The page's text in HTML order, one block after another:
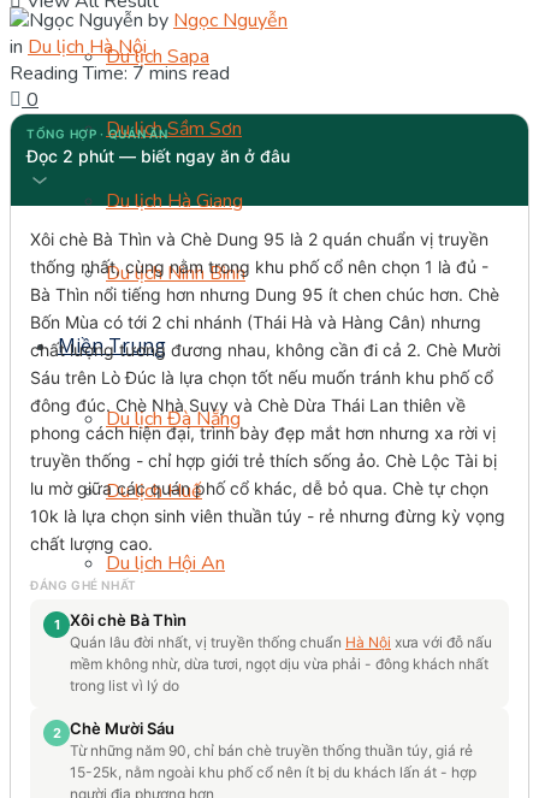
Du lịch Sapa
Du lịch Sầm Sơn
Du lịch Hà Giang
Du lịch Ninh Bình
Miền Trung
Du lịch Đà Nẵng
Du lịch Huế
Du lịch Hội An
Du lịch Nha Trang
Miền Nam
by Ngọc Nguyễn
in Du lịch Hà Nội
Reading Time: 7 mins read
0
TỔNG HỢP · QUÁN ĂN
Đọc 2 phút — biết ngay ăn ở đâu
Xôi chè Bà Thìn và Chè Dung 95 là 2 quán chuẩn vị truyền
thống nhất, cùng nằm trong khu phố cổ nên chọn 1 là đủ -
Bà Thìn nổi tiếng hơn nhưng Dung 95 ít chen chúc hơn. Chè
Bốn Mùa có tới 2 chi nhánh (Thái Hà và Hàng Cân) nhưng
chất lượng tương đương nhau, không cần đi cả 2. Chè Mười
Sáu trên Lò Đúc là lựa chọn tốt nếu muốn tránh khu phố cổ
đông đúc. Chè Nhà Suvy và Chè Dừa Thái Lan thiên về
phong cách hiện đại, trình bày đẹp mắt hơn nhưng xa rời vị
truyền thống - chỉ hợp giới trẻ thích sống ảo. Chè Lộc Tài bị
lu mờ giữa các quán phố cổ khác, dễ bỏ qua. Chè tự chọn
10k là lựa chọn sinh viên thuần túy - rẻ nhưng đừng kỳ vọng
chất lượng cao.
ĐÁNG GHÉ NHẤT
1 Xôi chè Bà Thìn
Quán lâu đời nhất, vị truyền thống chuẩn Hà Nội xưa với đỗ nấu
mềm không nhừ, dừa tươi, ngọt dịu vừa phải - đông khách nhất
trong list vì lý do
2 Chè Mười Sáu
Từ những năm 90, chỉ bán chè truyền thống thuần túy, giá rẻ
15-25k, nằm ngoài khu phố cổ nên ít bị du khách lấn át - hợp
người địa phương hơn